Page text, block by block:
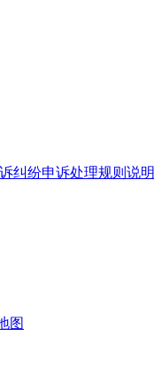
纠纷申诉处理规则说明
图